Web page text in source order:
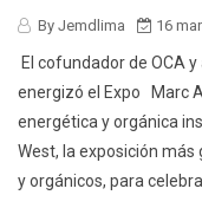
By Jemdlima 16
El cofundador de OCA
energizó el Expo Marc
energética y orgánica
West, la exposición
y orgánicos, para